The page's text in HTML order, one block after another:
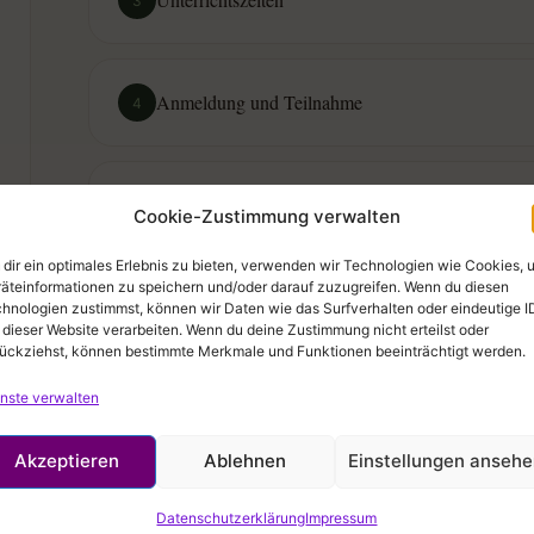
Cookie-Zustimmung verwalten
dir ein optimales Erlebnis zu bieten, verwenden wir Technologien wie Cookies,
zu speichern und/oder darauf zuzugreifen. Wenn du diesen
zustimmst, können wir Daten wie das Surfverhalten oder eindeutige
Website verarbeiten. Wenn du deine Zustimmung nicht erteilst oder
können bestimmte Merkmale und Funktionen beeinträchtigt werden.
verwalten
Akzeptieren Ablehnen Einstellungen
DatenschutzerklärungImpressum
4 Anmeldung und Teilnahme
Teilnahmegebühr
6 Kurse
Sonderveranstaltungen